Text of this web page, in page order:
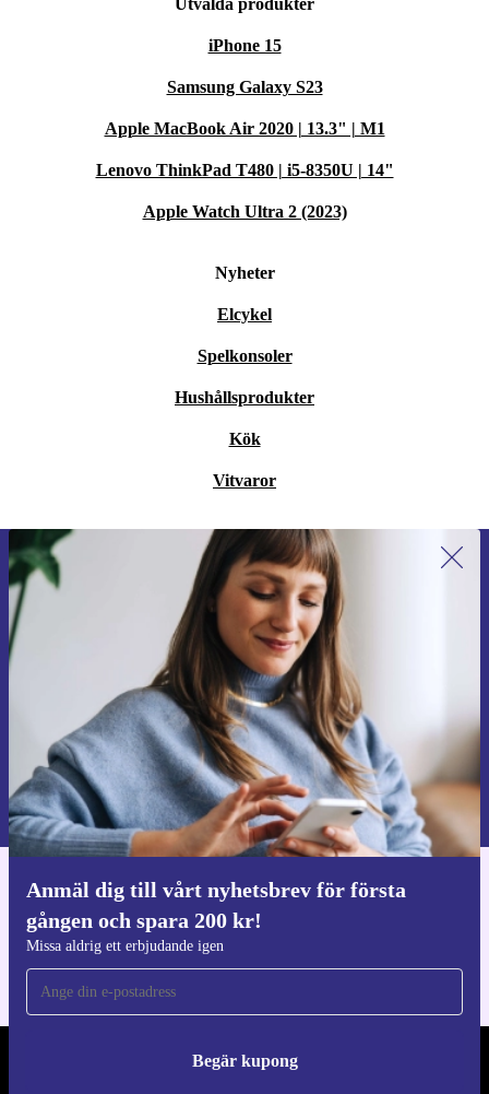
Utvalda produkter
iPhone 15
Samsung Galaxy S23
Apple MacBook Air 2020 | 13.3" | M1
Lenovo ThinkPad T480 | i5-8350U | 14"
Apple Watch Ultra 2 (2023)
Nyheter
Elcykel
Spelkonsoler
Hushållsprodukter
Kök
Vitvaror
Anmäl dig till vårt nyhetsbrev för första
gången och spara 200 kr!
Missa aldrig ett erbjudande igen
Begär kupong
Anmäl dig till vårt nyhetsbrev för
första gången och spara 200 kr!
Missa aldrig ett erbjudande igen.
Begär kupong
Information om användningen av personuppgifter finns i vår
Integritetspolicy
Ladda ner refurbed appen
För iOS och Android
REFURBED SVERIGE - RETHINK NEW.